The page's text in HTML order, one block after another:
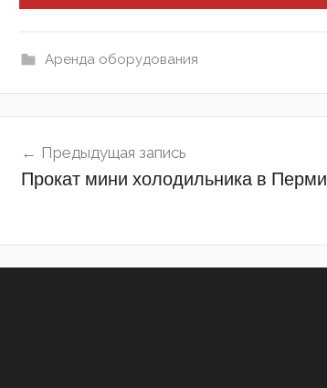
Аренда оборудования
по
записям
Предыдущая запись
Прокат мини холодильника в Перми